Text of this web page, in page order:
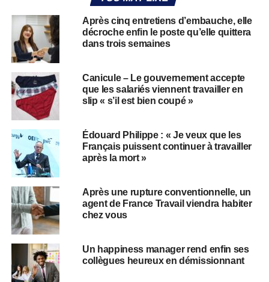
Après cinq entretiens d’embauche, elle
décroche enfin le poste qu’elle quittera
dans trois semaines
Canicule – Le gouvernement accepte
que les salariés viennent travailler en
slip « s’il est bien coupé »
Édouard Philippe : « Je veux que les
Français puissent continuer à travailler
après la mort »
Après une rupture conventionnelle, un
agent de France Travail viendra habiter
chez vous
Un happiness manager rend enfin ses
collègues heureux en démissionnant